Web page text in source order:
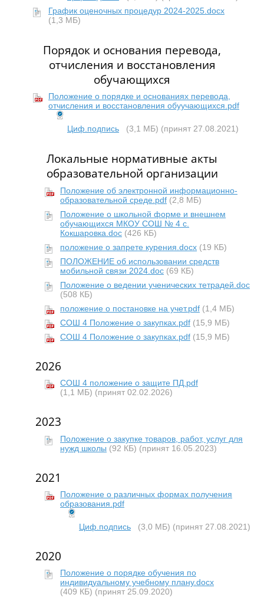
График оценочных процедур 2024-2025.docx
(1,3 МБ)
Порядок и основания перевода,
отчисления и восстановления
обучающихся
Положение о порядке и основаниях перевода,
отчисления и восстановления обуучающихся.pdf
Циф.подпись (3,1 МБ) (принят 27.08.2021)
Локальные нормативные акты
образовательной организации
Положение об электронной информационно-
образовательной среде.pdf (2,8 МБ)
Положение о школьной форме и внешнем
обучающихся МКОУ СОШ № 4 с.
Кокшаровка.doc (426 КБ)
положение о запрете курения.docx (19 КБ)
ПОЛОЖЕНИЕ об использовании средств
мобильной связи 2024.doc (69 КБ)
Положение о ведении ученических тетрадей.doc
(508 КБ)
положение о постановке на учет.pdf (1,4 МБ)
СОШ 4 Положение о закупках.pdf (15,9 МБ)
СОШ 4 Положение о закупках.pdf (15,9 МБ)
2026
СОШ 4 положение о защите ПД.pdf
(1,1 МБ) (принят 02.02.2026)
2023
Положение о закупке товаров, работ, услуг для
нужд школы (92 КБ) (принят 16.05.2023)
2021
Положение о различных формах получения
образования.pdf
Циф.подпись (3,0 МБ) (принят 27.08.2021)
2020
Положение о порядке обучения по
индивидуальному учебному плану.docx
(409 КБ) (принят 25.09.2020)